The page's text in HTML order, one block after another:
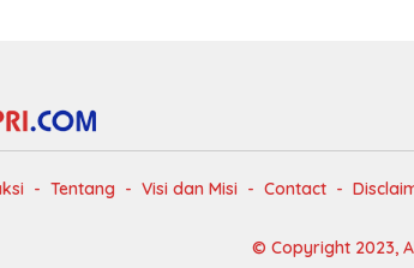
Tentang Visi dan Misi Contact
© Copyright 2023,